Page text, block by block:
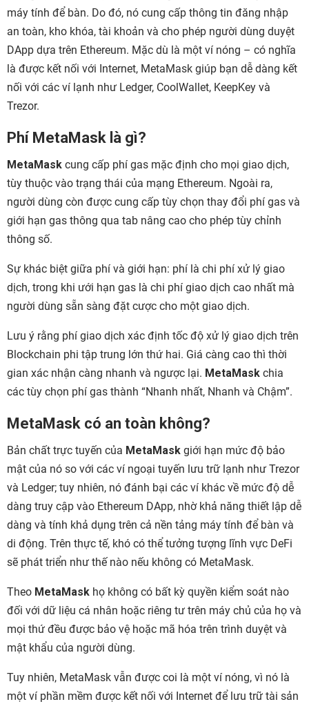
máy tính để bàn. Do đó, nó cung cấp thông tin đăng nhập
an toàn, kho khóa, tài khoản và cho phép người dùng duyệt
DApp dựa trên Ethereum. Mặc dù là một ví nóng – có nghĩa
là được kết nối với Internet, MetaMask giúp bạn dễ dàng kết
nối với các ví lạnh như Ledger, CoolWallet, KeepKey và
Trezor.
Phí MetaMask là gì?
MetaMask cung cấp phí gas mặc định cho mọi giao dịch,
tùy thuộc vào trạng thái của mạng Ethereum. Ngoài ra,
người dùng còn được cung cấp tùy chọn thay đổi phí gas và
giới hạn gas thông qua tab nâng cao cho phép tùy chỉnh
thông số.
Sự khác biệt giữa phí và giới hạn: phí là chi phí xử lý giao
dịch, trong khi ưới hạn gas là chi phí giao dịch cao nhất mà
người dùng sẵn sàng đặt cược cho một giao dịch.
Lưu ý rằng phí giao dịch xác định tốc độ xử lý giao dịch trên
Blockchain phi tập trung lớn thứ hai. Giá càng cao thì thời
gian xác nhận càng nhanh và ngược lại. MetaMask chia
các tùy chọn phí gas thành “Nhanh nhất, Nhanh và Chậm”.
MetaMask có an toàn không?
Bản chất trực tuyến của MetaMask giới hạn mức độ bảo
mật của nó so với các ví ngoại tuyến lưu trữ lạnh như Trezor
và Ledger; tuy nhiên, nó đánh bại các ví khác về mức độ dễ
dàng truy cập vào Ethereum DApp, nhờ khả năng thiết lập dễ
dàng và tính khả dụng trên cả nền tảng máy tính để bàn và
di động. Trên thực tế, khó có thể tưởng tượng lĩnh vực DeFi
sẽ phát triển như thế nào nếu không có MetaMask.
Theo MetaMask họ không có bất kỳ quyền kiểm soát nào
đối với dữ liệu cá nhân hoặc riêng tư trên máy chủ của họ và
mọi thứ đều được bảo vệ hoặc mã hóa trên trình duyệt và
mật khẩu của người dùng.
Tuy nhiên, MetaMask vẫn được coi là một ví nóng, vì nó là
một ví phần mềm được kết nối với Internet để lưu trữ tài sản